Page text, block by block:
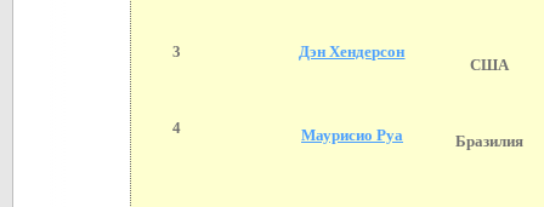
3 Дэн Хендерсон
США
4 Маурисио Руа Бразилия